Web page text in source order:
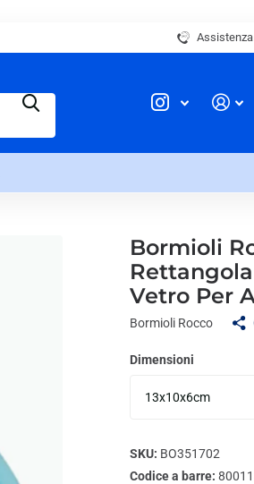
Bormioli
Vetro Per
Bormioli Rocco
Dimensioni
SKU: BO351702
Codice a barre: